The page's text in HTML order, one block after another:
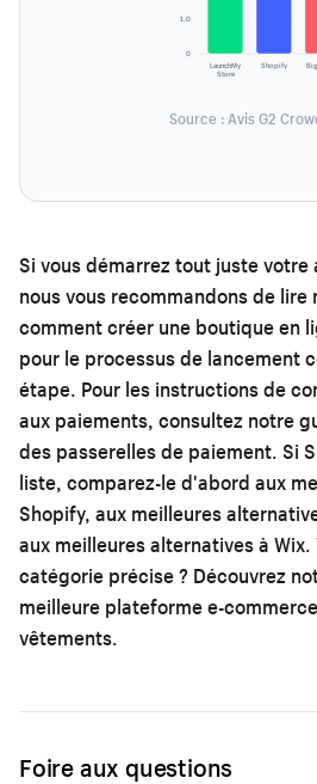
0
1.0
LaunchMy
Store
Shopify
Source : Avis G2
Si vous démarrez tout juste votre
nous vous recommandons de lire
comment créer une boutique en
pour le processus de lancement
étape. Pour les instructions de
aux paiements, consultez notre
des passerelles de paiement. Si
liste, comparez-le d'abord aux
Shopify, aux meilleures
aux meilleures alternatives à Wix.
catégorie précise ? Découvrez
meilleure plateforme e-
vêtements.
Foire aux questions